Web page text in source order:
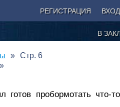
РЕГИСТРАЦИЯ ВХОД
В
Стр. 6
пробормотать что-